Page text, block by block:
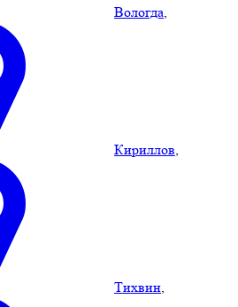
Вологда,
Кириллов,
Тихвин,